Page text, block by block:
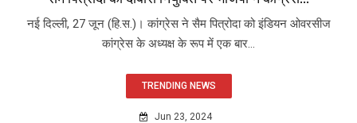
नई दिल्ली, 27 जून (हि.स.)। कांग्रेस ने सैम पित्रोदा को इंडियन ओवरसीज
कांग्रेस के अध्यक्ष के रूप में एक बार...
TRENDING NEWS
Jun 23, 2024